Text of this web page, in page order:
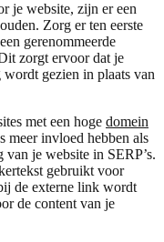
je website, zijn er een
Zorg er ten eerste
gerenommeerde
zorgt ervoor dat je
gezien in plaats van
met een hoge domein
meer invloed hebben als
van je website in SERP’s.
gebruikt voor
de externe link wordt
de content van je